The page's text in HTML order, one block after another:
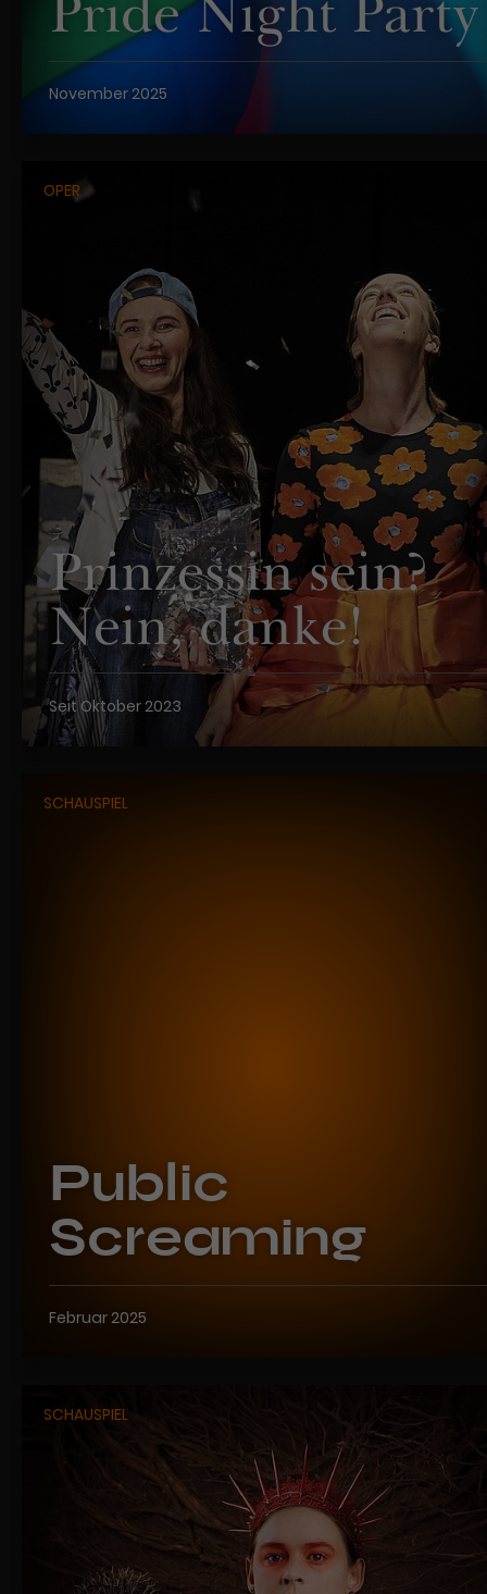
Pride Night Party
November 2025
OPER
Prinzessin sein?
Nein, danke!
Seit Oktober 2023
SCHAUSPIEL
Public
Screaming
Februar 2025
SCHAUSPIEL